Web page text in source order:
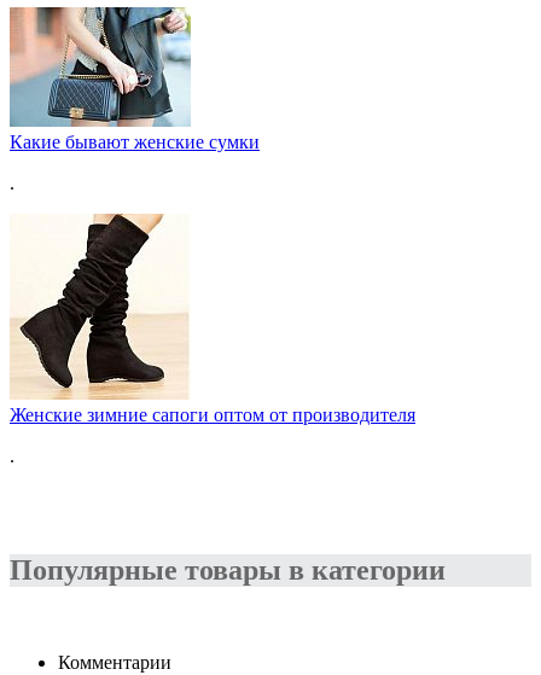
Какие бывают женские сумки
.
Женские зимние сапоги оптом от производителя
.
Популярные товары в категории
Комментарии